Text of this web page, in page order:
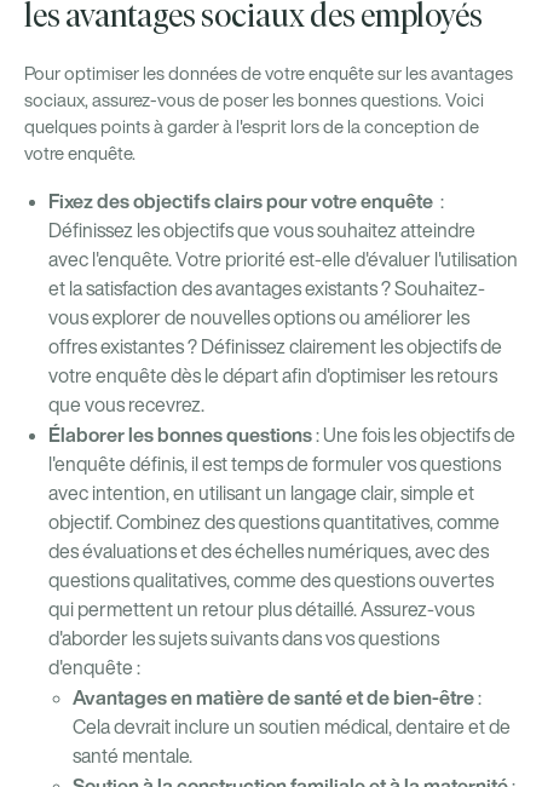
les avantages sociaux des employés
Pour optimiser les données de votre enquête sur les avantages
sociaux, assurez-vous de poser les bonnes questions. Voici
quelques points à garder à l'esprit lors de la conception de
votre enquête.
Fixez des objectifs clairs pour votre enquête :
Définissez les objectifs que vous souhaitez atteindre
avec l'enquête. Votre priorité est-elle d'évaluer l'utilisation
et la satisfaction des avantages existants ? Souhaitez-
vous explorer de nouvelles options ou améliorer les
offres existantes ? Définissez clairement les objectifs de
votre enquête dès le départ afin d'optimiser les retours
que vous recevrez.
Élaborer les bonnes questions: Une fois les objectifs de
l'enquête définis, il est temps de formuler vos questions
avec intention, en utilisant un langage clair, simple et
objectif. Combinez des questions quantitatives, comme
des évaluations et des échelles numériques, avec des
questions qualitatives, comme des questions ouvertes
qui permettent un retour plus détaillé. Assurez-vous
d'aborder les sujets suivants dans vos questions
d'enquête :
Avantages en matière de santé et de bien-être:
Cela devrait inclure un soutien médical, dentaire et de
santé mentale.